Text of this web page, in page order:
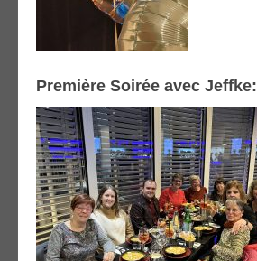
Première Soirée avec Jeffke: